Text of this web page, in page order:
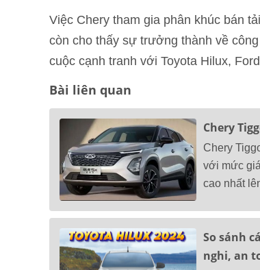
Việc Chery tham gia phân khúc bán
còn cho thấy sự trưởng thành về
cuộc cạnh tranh với Toyota Hilux,
Bài liên quan
Chery
Chery
với mức
cao nhất
So sánh
nghi, an